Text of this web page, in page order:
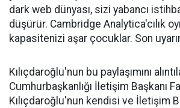
dark web dünyası, sizi yabancı
düşürür. Cambridge Analytica'cılık
kapasitenizi aşar çocuklar. Son
Kılıçdaroğlu'nun bu paylaşımını
Cumhurbaşkanlığı İletişim Başkanı
Kılıçdaroğlu'nun kendisi ve İletişim